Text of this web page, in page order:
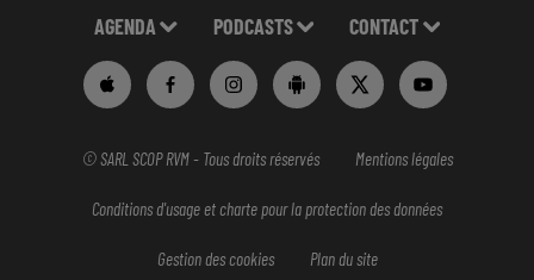
AGENDA PODCASTS CONTACT
© SARL SCOP RVM - Tous droits réservés Mentions légales
Conditions d'usage et charte pour la protection des données
Gestion des cookies Plan du site